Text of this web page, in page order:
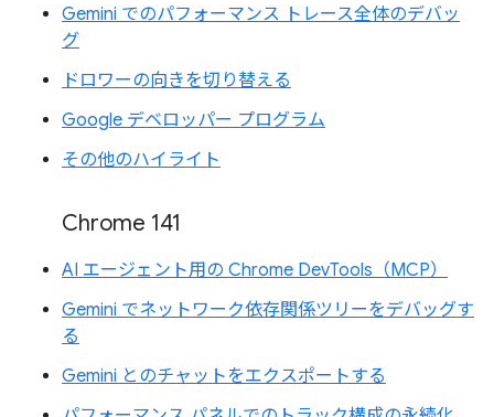
Gemini でのパフォーマンス トレース全体のデバッ
グ
ドロワーの向きを切り替える
Google デベロッパー プログラム
その他のハイライト
Chrome 141
AI エージェント用の Chrome DevTools（MCP）
Gemini でネットワーク依存関係ツリーをデバッグす
る
Gemini とのチャットをエクスポートする